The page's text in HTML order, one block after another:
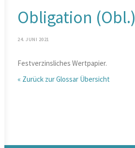
VORTRÄGE
Obligation (Obl.)
24. JUNI 2021
Festverzinsliches Wertpapier.
« Zurück zur Glossar Übersicht